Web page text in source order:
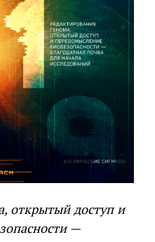
открытый доступ и
—